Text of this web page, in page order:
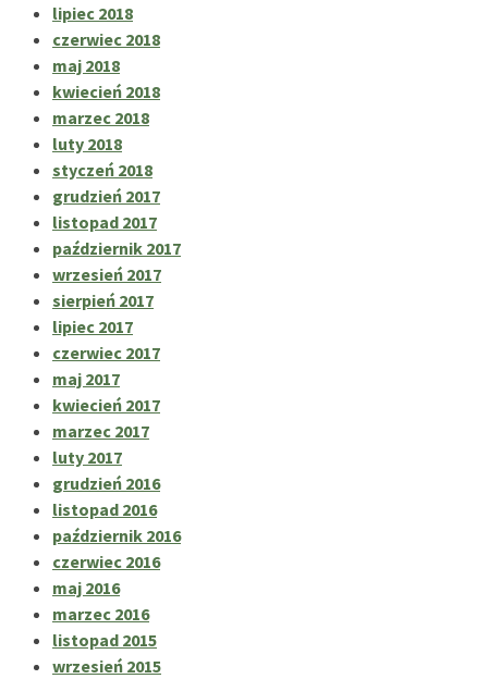
lipiec 2018
czerwiec 2018
maj 2018
kwiecień 2018
marzec 2018
luty 2018
styczeń 2018
grudzień 2017
listopad 2017
październik 2017
wrzesień 2017
sierpień 2017
lipiec 2017
czerwiec 2017
maj 2017
kwiecień 2017
marzec 2017
luty 2017
grudzień 2016
listopad 2016
październik 2016
czerwiec 2016
maj 2016
marzec 2016
listopad 2015
wrzesień 2015